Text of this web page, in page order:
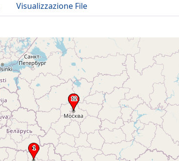
Visualizzazione File